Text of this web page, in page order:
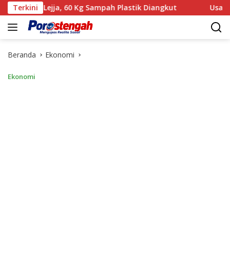
Langsung
ke
konten
Terkini
60 Kg Sampah Plastik Diangkut ‎Usai Gelar
Beranda Ekonomi
Ekonomi